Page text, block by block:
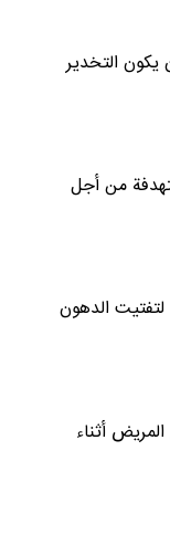
يكون التخدير
من أجل
لتفتيت الدهون
أثناء